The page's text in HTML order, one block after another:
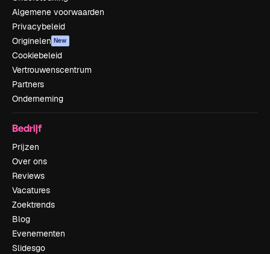
Algemene voorwaarden
Privacybeleid
Originelen New
Cookiebeleid
Vertrouwenscentrum
Partners
Onderneming
Bedrijf
Prijzen
Over ons
Reviews
Vacatures
Zoektrends
Blog
Evenementen
Slidesgo